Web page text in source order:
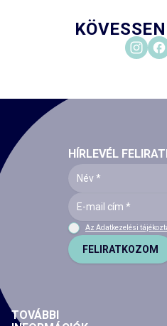
TOVÁBBI
HÍRLEVÉL
Az Adatkezelési
FELIRATKOZOM